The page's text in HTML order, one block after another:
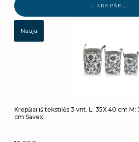
Į KREPŠELĮ
Nauja
Krepšiai iš tekstilės 3 vnt. L: 35X 40 cm M:
cm Savex